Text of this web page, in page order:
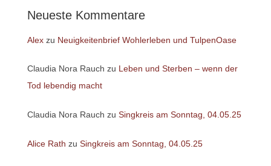
Neueste Kommentare
Alexzu Neuigkeitenbrief Wohlerleben und TulpenOase
Claudia Nora Rauch zu Leben und Sterben – wenn der
Tod lebendig macht
Claudia Nora Rauch zu Singkreis am Sonntag, 04.05.25
Alice Rath zu Singkreis am Sonntag, 04.05.25